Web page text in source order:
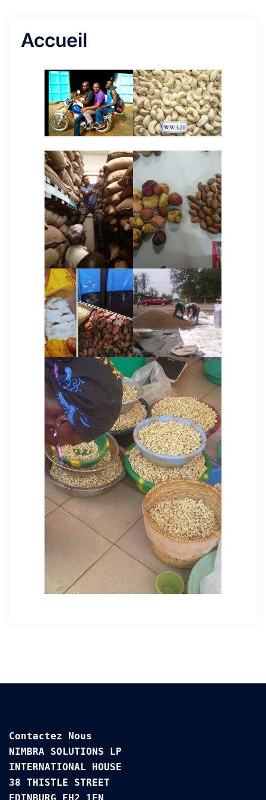
Accueil
Contactez Nous
NIMBRA SOLUTIONS LP
INTERNATIONAL HOUSE
38 THISTLE STREET
EDINBURG EH2 1EN